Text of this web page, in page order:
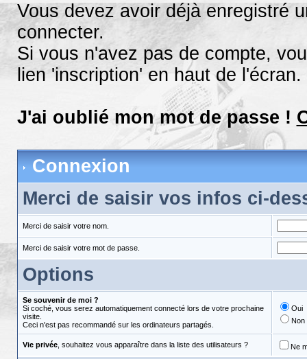
Vous devez avoir déjà enregistré
connecter.
Si vous n'avez pas de compte,
lien 'inscription' en haut de l'écran.
J'ai oublié mon mot de passe !
Connexion
Merci de saisir vos infos ci-
Merci de saisir votre nom.
Merci de saisir votre mot de passe.
Options
Se souvenir de moi ?
Si coché, vous serez automatiquement connecté lors de votre prochaine
visite.
Ceci n'est pas recommandé sur les ordinateurs partagés.
Oui
Non
Vie privée, souhaitez vous apparaître dans la liste des utilisateurs ? Ne